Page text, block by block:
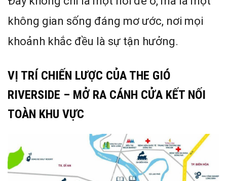
không gian sống đáng mơ ước, nơi mọi
khoảnh khắc đều là sự tận hưởng.
VỊ TRÍ CHIẾN LƯỢC CỦA THE GIÓ
RIVERSIDE – MỞ RA CÁNH CỬA KẾT NỐI
TOÀN KHU VỰC